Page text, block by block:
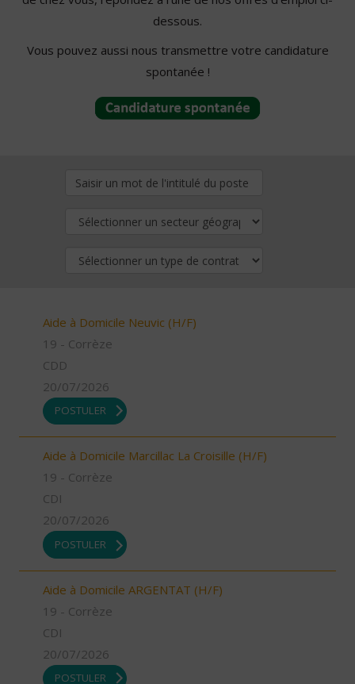
dessous.
Vous pouvez aussi nous transmettre votre candidature
spontanée !
Aide à Domicile Neuvic (H/F)
19 - Corrèze
CDD
20/07/2026
POSTULER
Aide à Domicile Marcillac La Croisille (H/F)
19 - Corrèze
CDI
20/07/2026
POSTULER
Aide à Domicile ARGENTAT (H/F)
19 - Corrèze
CDI
20/07/2026
POSTULER